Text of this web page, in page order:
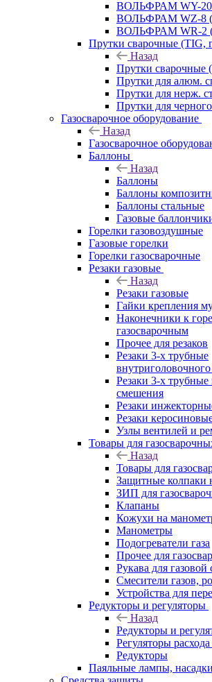
ВОЛЬФРАМ WY-20
ВОЛЬФРАМ WZ-8
ВОЛЬФРАМ WR-2
Прутки сварочные (TIG,
Назад
Прутки сварочные
Прутки для алюм.
Прутки для нерж.
Прутки для
Газосварочное оборудование
Назад
Газосварочное
Баллоны
Назад
Баллоны
Баллоны
Баллоны стальные
Газовые
Горелки газовоздушные
Газовые горелки
Горелки газосварочные
Резаки газовые
Назад
Резаки газовые
Гайки крепления
Наконечники к
газосварочным
Прочее для резаков
Резаки 3-х трубные
Резаки 3-х
смешения
Резаки
Резаки
Узлы вентилей и
Товары для
Назад
Товары для
Защитные колпаки
ЗИП для
Клапаны
Кожухи на
Манометры
Подогреватели газа
Прочее для
Рукава для газовой
Смесители газов,
Устройства для
Редукторы и регуляторы
Назад
Редукторы и
Регуляторы расхода
Редукторы
Паяльные лампы, насадки